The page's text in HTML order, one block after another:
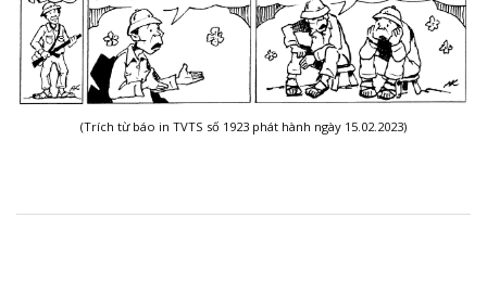
(Trích từ báo in TVTS số 1923 phát hành ngày 15.02.2023)